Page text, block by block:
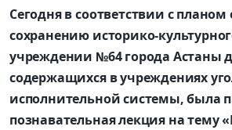
Сегодня в соответствии с планом
сохранению историко-
учреждении №64 города Астаны
содержащихся в учреждениях
исполнительной системы, была
познавательная лекция на тему